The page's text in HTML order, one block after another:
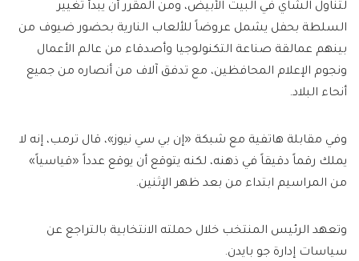
لتناول الشاي في البيت الأبيض، ومن المقرر أن يبدأ تغيير
السلطة بحفل يشمل عروضاً للألعاب النارية بحضور ضيوف من
بينهم عمالقة صناعة التكنولوجيا وأصدقاء من عالم الأعمال
ونجوم الإعلام المحافظين، مع تدفق آلاف من أنصاره من جميع
أنحاء البلاد.
وفي مقابلة هاتفية مع شبكة «إن بي سي نيوز»، قال ترمب، إنه لا
يملك رقماً دقيقاً في ذهنه، لكنه يتوقع أن يوقع عدداً «قياسياً»
من المراسيم ابتداء من بعد ظهر الإثنين.
وتعهد الرئيس المنتخب خلال حملته الانتخابية بالتراجع عن
سياسات إدارة جو بايدن.